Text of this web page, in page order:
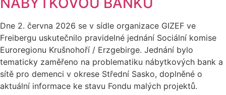
Dne 2. června 2026 se v sídle organizace GIZEF ve
Freibergu uskutečnilo pravidelné jednání Sociální komise
Euroregionu Krušnohoří / Erzgebirge. Jednání bylo
tematicky zaměřeno na problematiku nábytkových bank a
sítě pro demenci v okrese Střední Sasko, doplněné o
aktuální informace ke stavu Fondu malých projektů.